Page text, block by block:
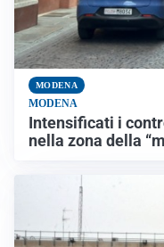
MODENA
MODENA
Intensificati i
nella zona della